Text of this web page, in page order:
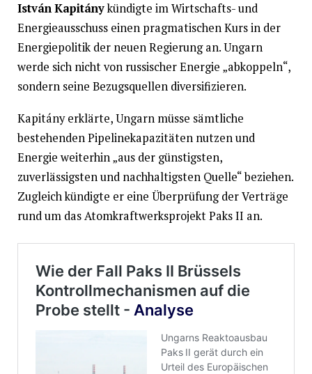
István Kapitánykündigte im Wirtschafts- und
Energieausschuss einen pragmatischen Kurs in der
Energiepolitik der neuen Regierung an. Ungarn
werde sich nicht von russischer Energie „abkoppeln“,
sondern seine Bezugsquellen diversifizieren.
Kapitány erklärte, Ungarn müsse sämtliche
bestehenden Pipelinekapazitäten nutzen und
Energie weiterhin „aus der günstigsten,
zuverlässigsten und nachhaltigsten Quelle“ beziehen.
Zugleich kündigte er eine Überprüfung der Verträge
rund um das Atomkraftwerksprojekt Paks II an.